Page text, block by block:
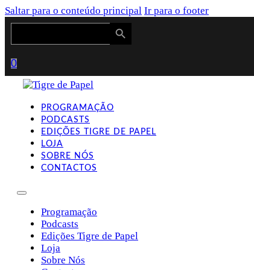
Saltar para o conteúdo principal Ir para o footer
Search
Search Button
0
PROGRAMAÇÃO
PODCASTS
EDIÇÕES TIGRE DE PAPEL
LOJA
SOBRE NÓS
CONTACTOS
Programação
Podcasts
Edições Tigre de Papel
Loja
Sobre Nós